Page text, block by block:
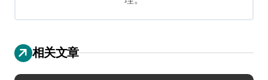
相关文章